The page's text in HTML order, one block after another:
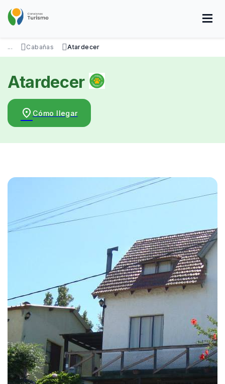
contenido
SOBRE NOSOTROS
DISFRUTÁ
VISITÁ
DATOS ÚTILES
... Cabañas Atardecer
Atardecer
place Cómo llegar